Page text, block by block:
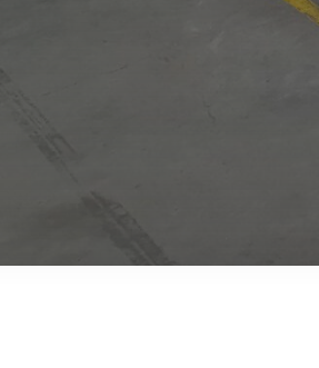
Werken bij